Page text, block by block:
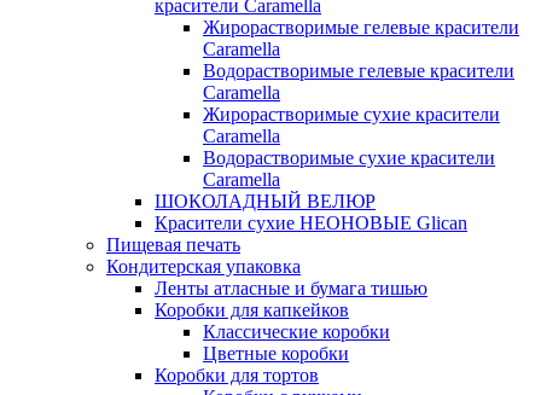
красители Caramella
Жирорастворимые гелевые красители
Caramella
Водорастворимые гелевые красители
Caramella
Жирорастворимые сухие красители
Caramella
Водорастворимые сухие красители
Caramella
ШОКОЛАДНЫЙ ВЕЛЮР
Красители сухие НЕОНОВЫЕ Glican
Пищевая печать
Кондитерская упаковка
Ленты атласные и бумага тишью
Коробки для капкейков
Классические коробки
Цветные коробки
Коробки для тортов